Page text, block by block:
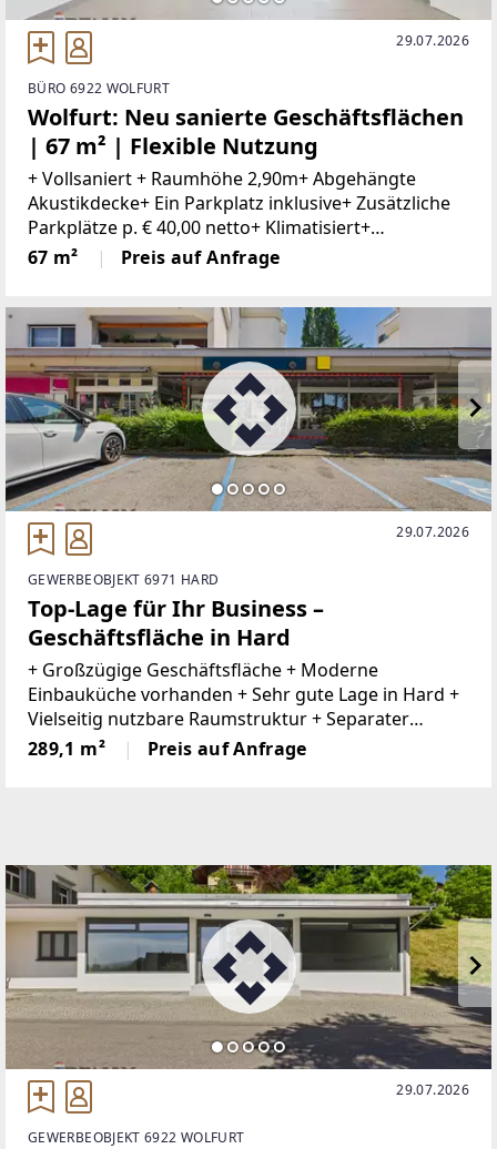
29.07.2026
BÜRO 6922 WOLFURT
Wolfurt: Neu sanierte Geschäftsflächen
| 67 m² | Flexible Nutzung
+ Vollsaniert + Raumhöhe 2,90m+ Abgehängte
Akustikdecke+ Ein Parkplatz inklusive+ Zusätzliche
Parkplätze p. € 40,00 netto+ Klimatisiert+
Kontrollierte Be- und Entlüftung+ Innovatives
Lichtkonzept+ WC mit Vorraum+ Lagerraum+
67 m² Preis auf Anfrage
29.07.2026
GEWERBEOBJEKT 6971 HARD
Top-Lage für Ihr Business –
Geschäftsfläche in Hard
+ Großzügige Geschäftsfläche + Moderne
Einbauküche vorhanden + Sehr gute Lage in Hard +
Vielseitig nutzbare Raumstruktur + Separater
Nebenraum mit WC, Küche und Büro + Büro im EG+
Harder Gemeinde mit Gastronomie, kleinen Läden
289,1 m² Preis auf Anfrage
29.07.2026
GEWERBEOBJEKT 6922 WOLFURT